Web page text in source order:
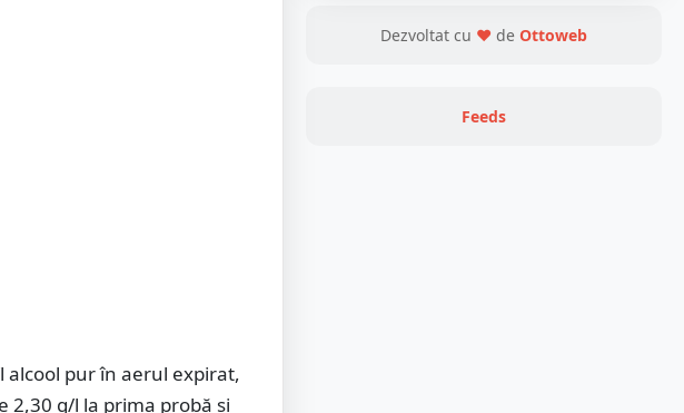
alcool pur în aerul expirat,
2,30 g/l la prima probă și
Dezvoltat cu ❤ de Ottoweb
Feeds